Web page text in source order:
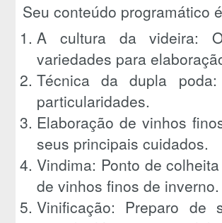
Seu conteúdo programático
A cultura da videira:
variedades para
Técnica da dupla
particularidades.
Elaboração de vinhos
seus principais cuidados.
Vindima: Ponto de
de vinhos finos de inverno.
Vinificação: Preparo de